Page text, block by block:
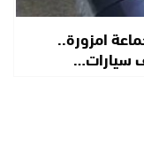
امزورة..
سيارات…